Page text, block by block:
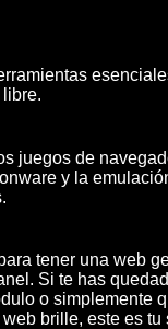
juegos de
y la
tener una web
Si te has
o simplemente
brille, este es tu